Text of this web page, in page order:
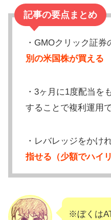
記事の要点まとめ
・GMOクリック証券
別の米国株が買える
・3ヶ月に1度配当を
することで複利運用
・レバレッジをかけ
指せる（少額でハイ
※ぼくは